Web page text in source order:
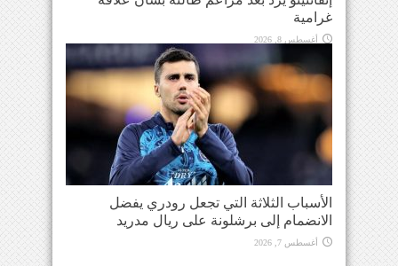
غرامية
أغسطس 8, 2026
الأسباب الثلاثة التي تجعل رودري يفضل
الانضمام إلى برشلونة على ريال مدريد
أغسطس 7, 2026